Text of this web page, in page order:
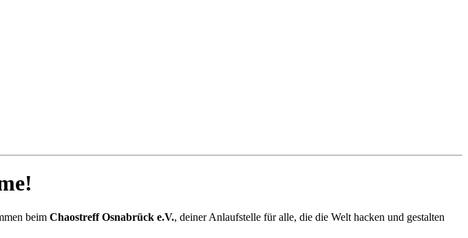
beim Chaostreff Osnabrück e.V., deiner Anlaufstelle für alle, die die Welt hacken und gestalten